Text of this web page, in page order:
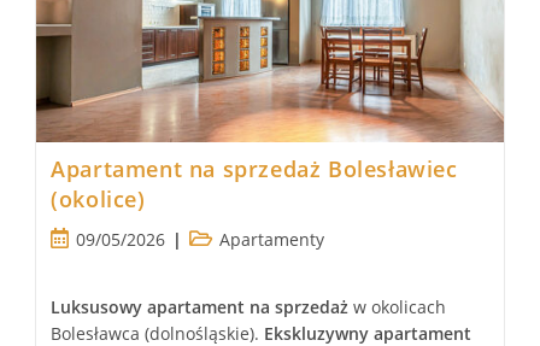
Apartament na sprzedaż Bolesławiec
(okolice)
Post09/05/2026
PostApartamenty
Luksusowy apartament na sprzedaż w okolicach
Bolesławca (dolnośląskie). Ekskluzywny apartament